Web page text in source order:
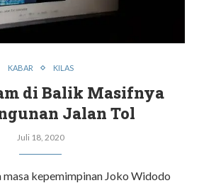
KABAR KILAS
di Balik Masifnya
Jalan Tol
Juli 18, 2020
masa kepemimpinan Joko Widodo